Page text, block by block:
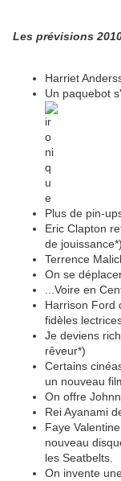
Les prévisions
Harriet
Un paquebot
Plus de pin-
Eric Clapton
de jouissance*)
Terrence
On se
...Voire en
Harrison Ford
fidèles
Je deviens
rêveur*)
Certains
un nouveau
On offre
Rei Ayanami
Faye
nouveau
les Seatbelts.
On invente